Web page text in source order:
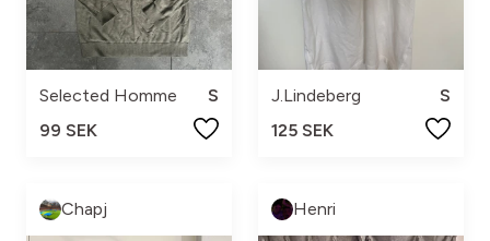
Selected Homme
S
99 SEK
J.Lindeberg
S
125 SEK
Chapj Henri